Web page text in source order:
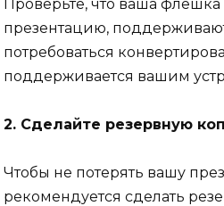
Проверьте, что ваша флешка
презентацию,
потребоваться
поддерживается вашим
2. Сделайте резервную
Чтобы не потерять вашу
рекомендуется сделать